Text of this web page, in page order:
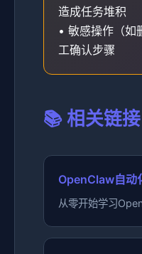
造成任务堆积
• 敏感操作（如
工确认步骤
📚 相关链接
OpenClaw自动
从零开始学习